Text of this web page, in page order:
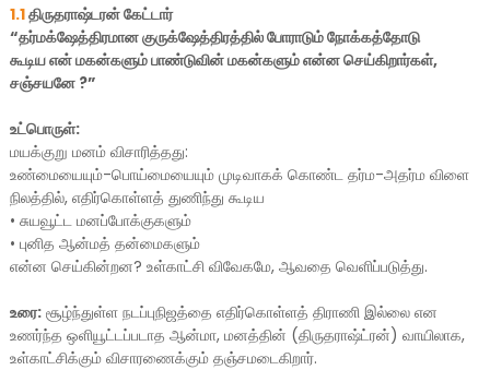
1.1திருதராஷ்டரன் கேட்டார்
“தர்மக்ஷேத்திரமான குருக்ஷேத்திரத்தில் போராடும் நோக்கத்தோடு
கூடிய என் மகன்களும் பாண்டுவின் மகன்களும் என்ன செய்கிறார்கள்,
சஞ்சயனே ?”
உட்பொருள்:
மயக்குறு மனம் விசாரித்தது:
உண்மையையும்-பொய்மையையும் முடிவாகக் கொண்ட தர்ம-அதர்ம விளை
நிலத்தில், எதிர்கொள்ளத் துணிந்து கூடிய
• சுயவூட்ட மனப்போக்குகளும்
• புனித ஆன்மத் தன்மைகளும்
என்ன செய்கின்றன? உள்காட்சி விவேகமே, ஆவதை வெளிப்படுத்து.
உரை:சூழ்ந்துள்ள நடப்புநிஜத்தை எதிர்கொள்ளத் திராணி இல்லை என
உணர்ந்த ஒளியூட்டப்படாத ஆன்மா, மனத்தின் (திருதராஷ்ட்ரன்) வாயிலாக,
உள்காட்சிக்கும் விசாரணைக்கும் தஞ்சமடைகிறார்.